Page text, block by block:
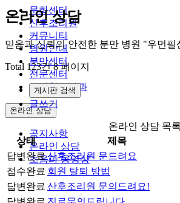
문화센터
산후조리원
커뮤니티
병원안내
분만센터
전문센터
소아청소년과
온라인 상담
공지사항
온라인 상담
초음파 동영상
온라인 상담
믿음과 신뢰의 안전한 분만 병원 "우먼필
Total 123건8 페이지
게시판 검색
글쓰기
온라인 상담 목록
상태
제목
답변완료산후조리원 문드려요
접수완료 회원 탈퇴 방법
답변완료 산후조리원 문의드려요!